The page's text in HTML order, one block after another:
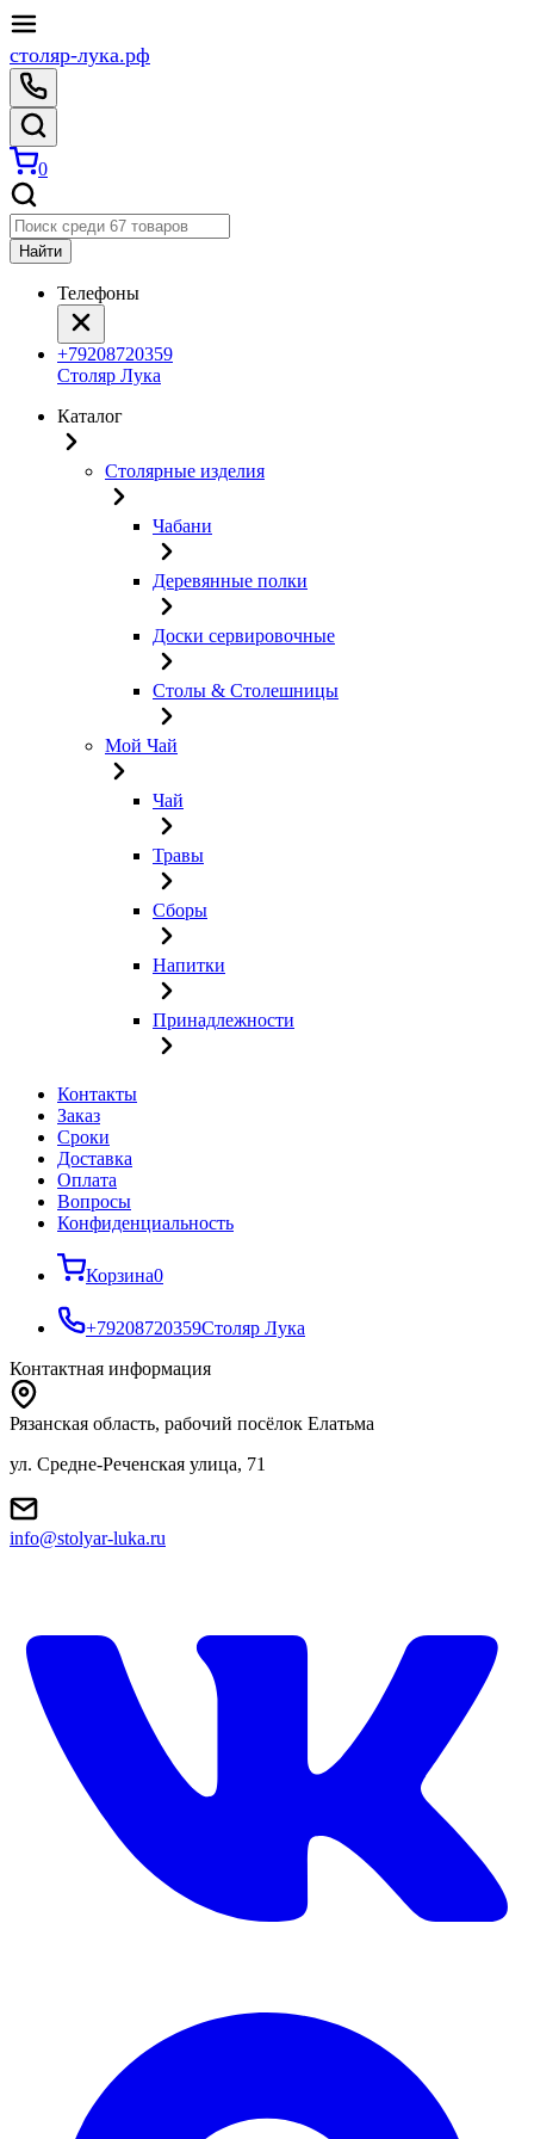
столяр-лука.рф
0
Найти
Телефоны
+79208720359
Столяр Лука
Каталог
Столярные изделия
Чабани
Деревянные полки
Доски сервировочные
Столы & Столешницы
Мой Чай
Чай
Травы
Сборы
Напитки
Принадлежности
Контакты
Заказ
Cроки
Доставка
Оплата
Вопросы
Конфиденциальность
Корзина0
+79208720359Столяр Лука
Контактная информация
Рязанская область, рабочий посёлок Елатьма
ул. Средне-Реченская улица, 71
info@stolyar-luka.ru